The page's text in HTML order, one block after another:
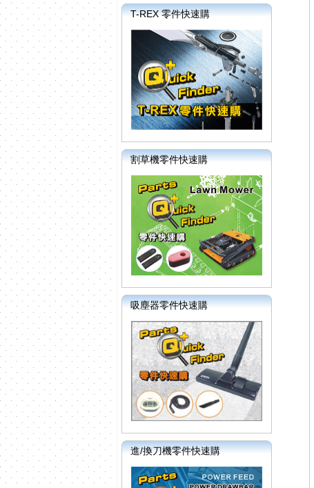
T-REX 零件快速購
割草機零件快速購
吸塵器零件快速購
進/換刀機零件快速購